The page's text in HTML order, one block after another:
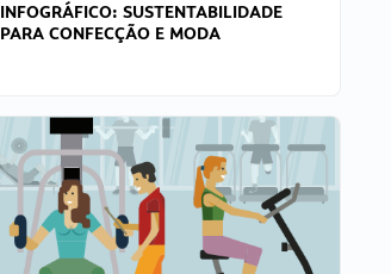
INFOGRÁFICO: SUSTENTABILIDADE
PARA CONFECÇÃO E MODA